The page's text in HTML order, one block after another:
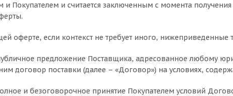
и Покупателем и считается заключенным с момента
оферте, если контекст не требует иного,
предложение Поставщика, адресованное любому
договор поставки (далее – «Договор») на условиях,
и безоговорочное принятие Покупателем условий